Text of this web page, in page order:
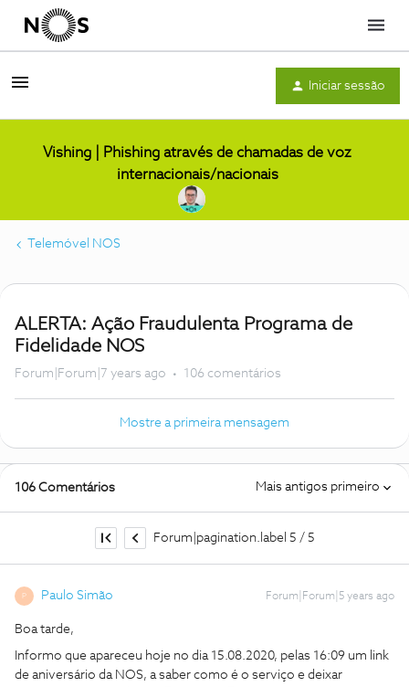
Menu
Iniciar sessão
Vishing | Phishing através de chamadas de voz
internacionais/nacionais
Telemóvel NOS
ALERTA: Ação Fraudulenta Programa de
Fidelidade NOS
Forum|Forum|7 years ago 106 comentários
Mostre a primeira mensagem
106 Comentários Mais antigos primeiro
Forum|pagination.label 5 / 5
P Paulo Simão Forum|Forum|5 years ago
Boa tarde,
Informo que apareceu hoje no dia 15.08.2020, pelas 16:09 um link
de aniversário da NOS, a saber como é o serviço e deixar